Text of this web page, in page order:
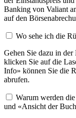
Banking von Valiant
auf den
Wo sehe ich die
Gehen Sie dazu in
klicken Sie auf die
Info» können Sie die
abrufen.
Warum werden
und «Ansicht der